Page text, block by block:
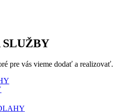
SLUŽBY
pre vás vieme dodať a realizovať.